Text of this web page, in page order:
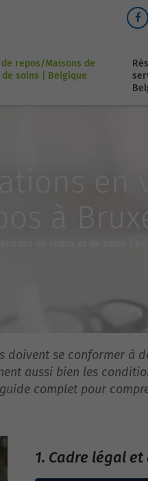
repos/Maisons de
soins | Belgique
à
doivent se conformer
aussi bien les
complet pour
1. Cadre légal